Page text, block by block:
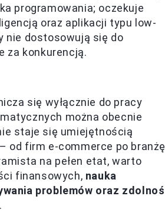
programowania; oczekuje
oraz aplikacji typu low-
nie dostosowują się do
za konkurencją.
się wyłącznie do pracy
można obecnie
staje się umiejętnością
od firm e-commerce po branżę
na pełen etat, warto
finansowych, nauka
problemów oraz